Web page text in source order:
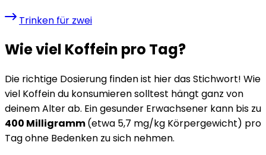
Trinken für zwei
Wie viel Koffein pro Tag?
Die richtige Dosierung finden ist hier das Stichwort! Wie
viel Koffein du konsumieren solltest hängt ganz von
deinem Alter ab. Ein gesunder Erwachsener kann bis zu
400 Milligramm(etwa 5,7 mg/kg Körpergewicht) pro
Tag ohne Bedenken zu sich nehmen.